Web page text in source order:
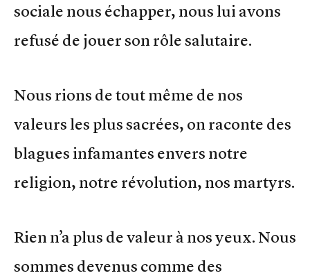
sociale nous échapper, nous lui avons
refusé de jouer son rôle salutaire.
Nous rions de tout même de nos
valeurs les plus sacrées, on raconte des
blagues infamantes envers notre
religion, notre révolution, nos martyrs.
Rien n’a plus de valeur à nos yeux. Nous
sommes devenus comme des